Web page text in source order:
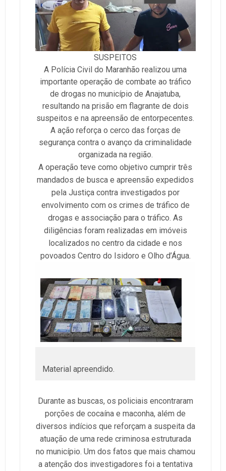
SUSPEITOS
A Polícia Civil do Maranhão realizou uma
importante operação de combate ao tráfico
de drogas no município de Anajatuba,
resultando na prisão em flagrante de dois
suspeitos e na apreensão de entorpecentes.
A ação reforça o cerco das forças de
segurança contra o avanço da criminalidade
organizada na região.
A operação teve como objetivo cumprir três
mandados de busca e apreensão expedidos
pela Justiça contra investigados por
envolvimento com os crimes de tráfico de
drogas e associação para o tráfico. As
diligências foram realizadas em imóveis
localizados no centro da cidade e nos
povoados Centro do Isidoro e Olho d’Água.
Material apreendido.
Durante as buscas, os policiais encontraram
porções de cocaína e maconha, além de
diversos indícios que reforçam a suspeita da
atuação de uma rede criminosa estruturada
no município. Um dos fatos que mais chamou
a atenção dos investigadores foi a tentativa